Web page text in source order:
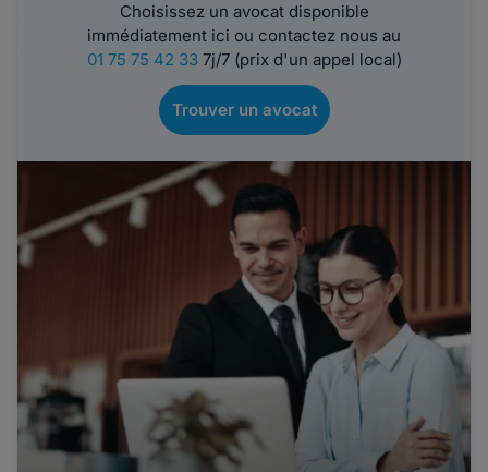
Choisissez un avocat disponible
immédiatement ici ou contactez nous au
01 75 75 42 337j/7 (prix d'un appel local)
Trouver un avocat